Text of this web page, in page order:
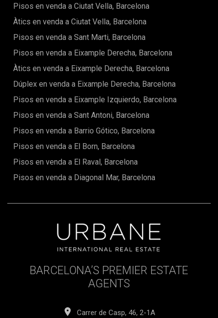
Pisos en venda a Ciutat Vella, Barcelona
Àtics en venda a Ciutat Vella, Barcelona
Pisos en venda a Sant Marti, Barcelona
Pisos en venda a Eixample Derecha, Barcelona
Àtics en venda a Eixample Derecha, Barcelona
Dúplex en venda a Eixample Derecha, Barcelona
Pisos en venda a Eixample Izquierdo, Barcelona
Pisos en venda a Sant Antoni, Barcelona
Pisos en venda a Barrio Gótico, Barcelona
Pisos en venda a El Born, Barcelona
Pisos en venda a El Raval, Barcelona
Pisos en venda a Diagonal Mar, Barcelona
BARCELONA’S PREMIER ESTATE
AGENTS
Carrer de Casp, 46, 2-1A